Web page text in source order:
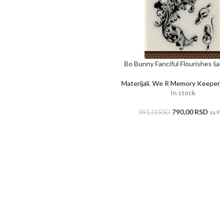
Bo Bunny Fanciful Flourishes
Materijali, We R Memory
In stock
891,31RSD 790,00RSD sa